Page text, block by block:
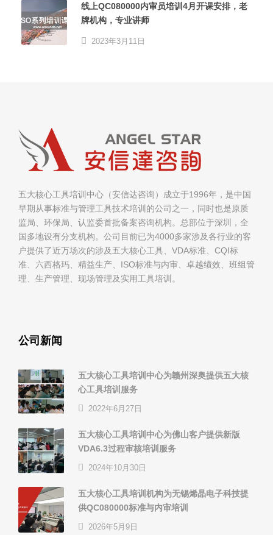
线上QC080000内审员培训4月开课安排，老
牌机构，专业讲师
2023年3月11日
五大核心工具培训中心（安信达咨询）成立于1996年，是中国
早期从事标准与管理工具技术培训的公司之一，同时也是原质
监局、环保局、认监委首批备案咨询机构。总部位于深圳，全
国多地设有分支机构。公司目前已为4000多家涉及各行业的客
户提供了近万场次的涉及五大核心工具、VDA标准、CQI标
准、六西格玛、精益生产、ISO标准与内审、卓越绩效、班组管
理、生产管理、现场管理及实用工具培训。
公司新闻
五大核心工具培训中心为赣州深奥提供五大核
心工具培训服务
2022年6月27日
五大核心工具培训中心为佛山客户提供新版
VDA6.3过程审核培训服务
2024年10月30日
五大核心工具培训机构为无锡烯晶电子科技提
供QC080000标准与内审培训
2026年5月9日